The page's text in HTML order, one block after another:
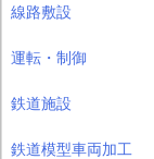
線路敷設
運転・制御
鉄道施設
鉄道模型車両加工